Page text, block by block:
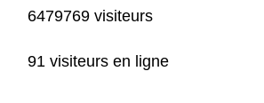
6479769 visiteurs
91 visiteurs en ligne